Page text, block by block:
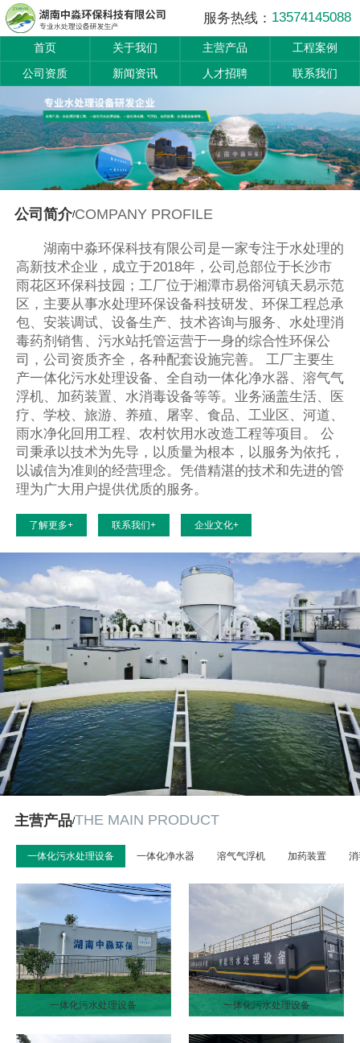
服务热线： 13574145088
首页 关于我们 主营产品
工程案例
公司资质
新闻资讯 人才招聘 联系我们
公司简介/COMPANY PROFILE
湖南中淼环保科技有限公司是一家专注于水处理的
高新技术企业，成立于2018年，公司总部位于长沙市
雨花区环保科技园；工厂位于湘潭市易俗河镇天易示范
区，主要从事水处理环保设备科技研发、环保工程总承
包、安装调试、设备生产、技术咨询与服务、水处理消
毒药剂销售、污水站托管运营于一身的综合性环保公
司，公司资质齐全，各种配套设施完善。 工厂主要生
产一体化污水处理设备、全自动一体化净水器、溶气气
浮机、加药装置、水消毒设备等等。业务涵盖生活、医
疗、学校、旅游、养殖、屠宰、食品、工业区、河道、
雨水净化回用工程、农村饮用水改造工程等项目。 公
司秉承以技术为先导，以质量为根本，以服务为依托，
以诚信为准则的经营理念。凭借精湛的技术和先进的管
理为广大用户提供优质的服务。
了解更多+ 联系我们+ 企业文化+
主营产品/THE MAIN PRODUCT
一体化污水处理设备 一体化净水器 溶气气浮机 加药装置 消
一体化污水处理设备 一体化污水处理设备